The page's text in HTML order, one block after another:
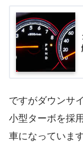
ですがダウンサ
小型ターボを採
車になっています